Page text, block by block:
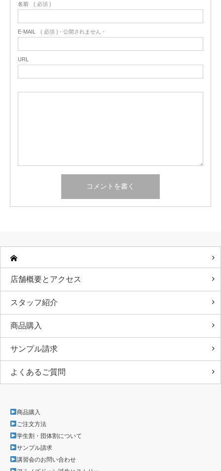
名前 ( 必須 )
E-MAIL ( 必須 ) - 公開されません -
URL
店舗概要とアクセス
スタッフ紹介
商品購入
サンプル請求
よくあるご質問
商品購入
ご注文方法
学生割・団体割について
サンプル請求
講習会のお問い合わせ